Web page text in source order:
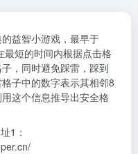
益智小游戏，最早于
最短的时间内根据点击格
，同时避免踩雷，踩到
子中的数字表示其相邻8
这个信息推导出安全格
1：